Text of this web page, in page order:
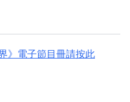
》電子節目冊請按此